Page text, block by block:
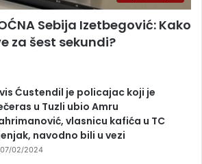
Sebija Izetbegović: Kako
za šest sekundi?
Ćustendil je policajac koji je
u Tuzli ubio Amru
vlasnicu kafića u TC
navodno bili u vezi
07/02/2024